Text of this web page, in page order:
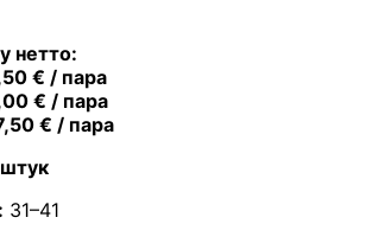
нетто:
€ / пара
€ / пара
€ / пара
31–41